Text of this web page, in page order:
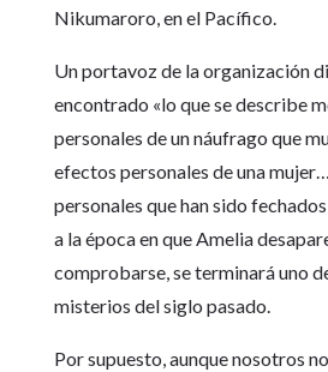
Nikumaroro, en el Pacífico.
Un portavoz de la organización
encontrado «lo que se describe
personales de un náufrago que
efectos personales de una
personales que han sido
a la época en que Amelia
comprobarse, se terminará uno
misterios del siglo pasado.
Por supuesto, aunque nosotros